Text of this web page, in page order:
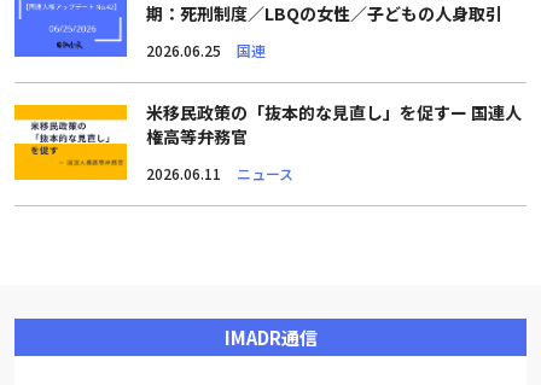
期：死刑制度／LBQの女性／子どもの人身取引
2026.06.25 国連
米移民政策の「抜本的な見直し」を促すー 国連人
権高等弁務官
2026.06.11 ニュース
IMADR通信